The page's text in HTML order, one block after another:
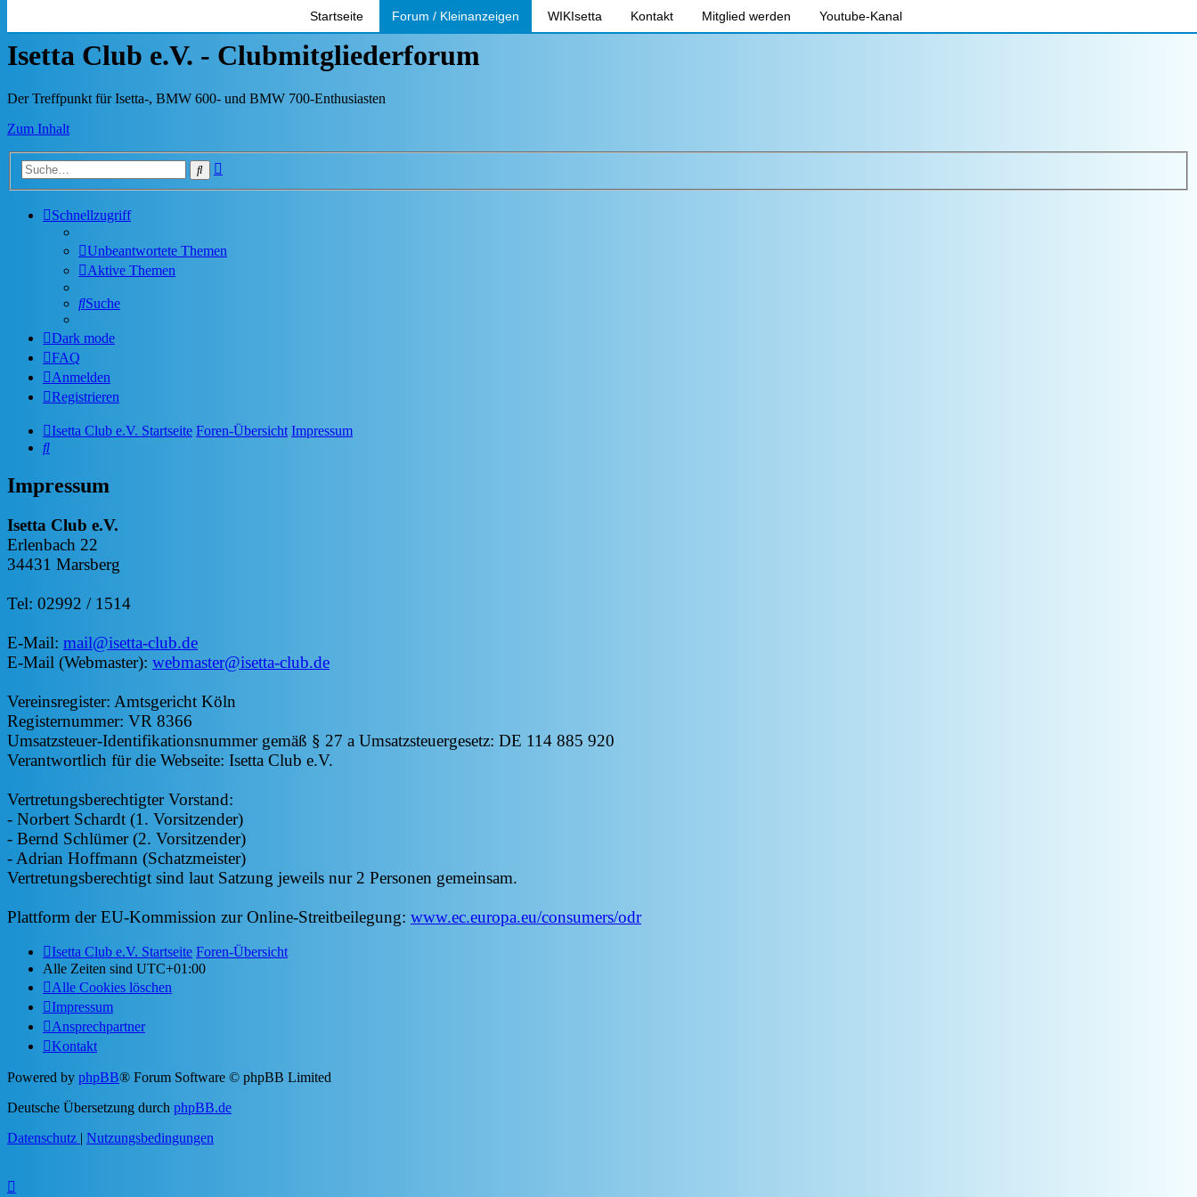
Startseite Forum / Kleinanzeigen WIKIsetta Kontakt Mitglied werden Youtube-Kanal
Isetta Club e.V. - Clubmitgliederforum
Der Treffpunkt für Isetta-, BMW 600- und BMW 700-Enthusiasten
Zum Inhalt
Suche
Schnellzugriff
Unbeantwortete Themen
Aktive Themen
Suche
Dark mode
FAQ
Anmelden
Registrieren
Isetta Club e.V. Startseite Foren-Übersicht Impressum
Suche
Impressum
Isetta Club e.V.
Erlenbach 22
34431 Marsberg
Tel: 02992 / 1514
E-Mail: mail@isetta-club.de
E-Mail (Webmaster): webmaster@isetta-club.de
Vereinsregister: Amtsgericht Köln
Registernummer: VR 8366
Umsatzsteuer-Identifikationsnummer gemäß § 27 a Umsatzsteuergesetz: DE 114 885 920
Verantwortlich für die Webseite: Isetta Club e.V.
Vertretungsberechtigter Vorstand:
- Norbert Schardt (1. Vorsitzender)
- Bernd Schlümer (2. Vorsitzender)
- Adrian Hoffmann (Schatzmeister)
Vertretungsberechtigt sind laut Satzung jeweils nur 2 Personen gemeinsam.
Plattform der EU-Kommission zur Online-Streitbeilegung: www.ec.europa.eu/consumers/odr
Isetta Club e.V. Startseite Foren-Übersicht
Alle Zeiten sind UTC+01:00
Alle Cookies löschen
Impressum
Ansprechpartner
Kontakt
Powered by phpBB® Forum Software © phpBB Limited
Deutsche Übersetzung durch phpBB.de
Datenschutz | Nutzungsbedingungen